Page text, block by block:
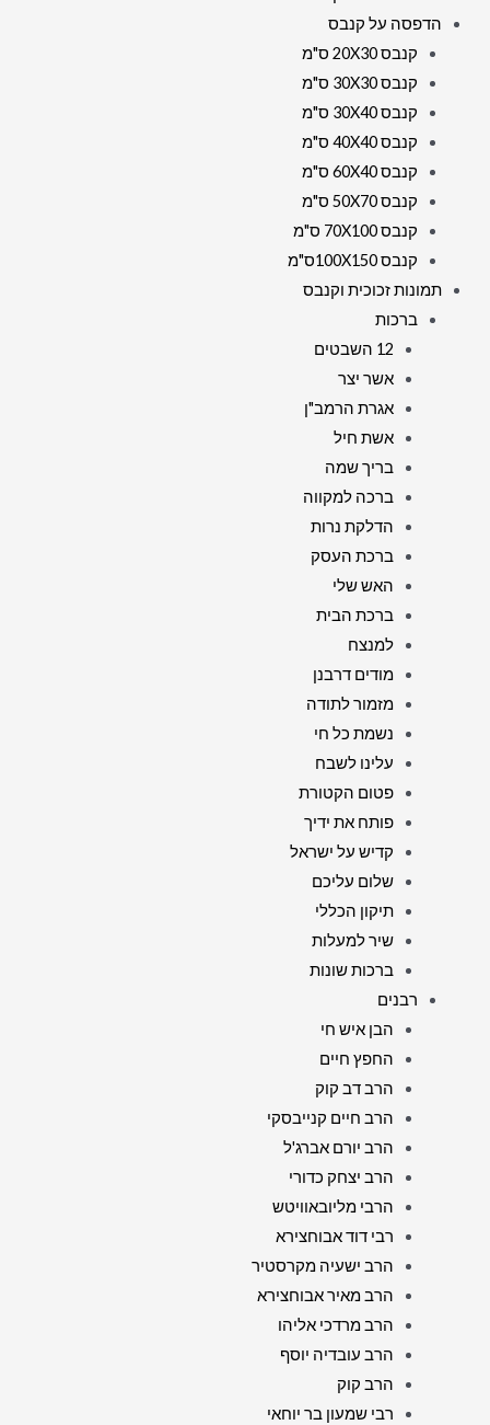
הדפסה על קנבס
קנבס 20X30 ס"מ
קנבס 30X30 ס"מ
קנבס 30X40 ס"מ
קנבס 40X40 ס"מ
קנבס 60X40 ס"מ
קנבס 50X70 ס"מ
קנבס 70X100 ס"מ
קנבס 100X150ס"מ
תמונות זכוכית וקנבס
ברכות
12 השבטים
אשר יצר
אגרת הרמב"ן
אשת חיל
בריך שמה
ברכה למקווה
הדלקת נרות
ברכת העסק
האש שלי
ברכת הבית
למנצח
מודים דרבנן
מזמור לתודה
נשמת כל חי
עלינו לשבח
פטום הקטורת
פותח את ידיך
קדיש על ישראל
שלום עליכם
תיקון הכללי
שיר למעלות
ברכות שונות
רבנים
הבן איש חי
החפץ חיים
הרב דב קוק
הרב חיים קנייבסקי
הרב יורם אברג'ל
הרב יצחק כדורי
הרבי מליובאוויטש
רבי דוד אבוחצירא
הרב ישעיה מקרסטיר
הרב מאיר אבוחצירא
הרב מרדכי אליהו
הרב עובדיה יוסף
הרב קוק
רבי שמעון בר יוחאי